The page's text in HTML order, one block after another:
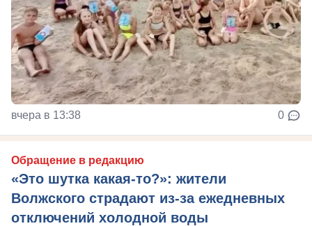
вчера в 13:38 0
Обращение в редакцию
«Это шутка какая-то?»: жители
Волжского страдают из‑за ежедневных
отключений холодной воды